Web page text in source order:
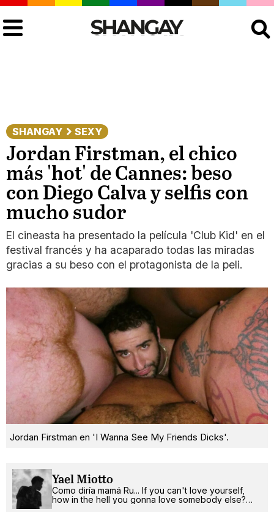
SHANGAY SEXY
Jordan Firstman, el chico
más 'hot' de Cannes: beso
con Diego Calva y selfis con
mucho sudor
El cineasta ha presentado la película 'Club Kid' en el
festival francés y ha acaparado todas las miradas
gracias a su beso con el protagonista de la peli.
Jordan Firstman en 'I Wanna See My Friends Dicks'.
Yael Miotto
Como diría mamá Ru... If you can't love yourself,
how in the hell you gonna love somebody else?